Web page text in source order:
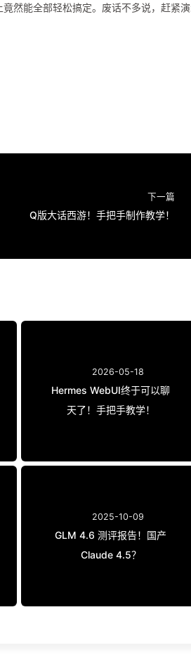
然能全部轻松搞定。废话不多说，赶紧
下一篇
Q版大话西游！手把手制作教学！
2026-05-18
Hermes WebUI终于可以聊
天了！手把手教学！
2025-10-09
GLM 4.6 测评报告！国产
Claude 4.5？